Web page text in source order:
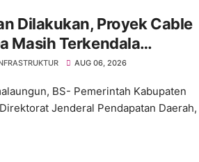
Dilakukan, Proyek Cable
Masih Terkendala
di Sebagian Lahan
AUG 06, 2026
BS- Pemerintah Kabupaten
Jenderal Pendapatan Daerah,